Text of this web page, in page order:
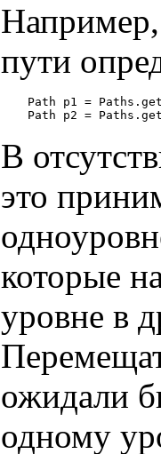
Например,
пути
Path p1 =
В
это
которые
уровне в
ожидали
одному